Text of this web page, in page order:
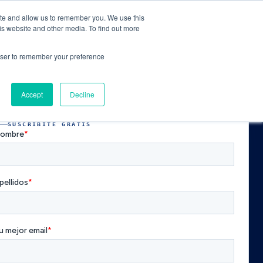
and allow us to remember you. We use this
website and other media. To find out more
to remember your preference
Accept Decline
ACCEDER AL CLUB
SUSCRIBITE GRATIS